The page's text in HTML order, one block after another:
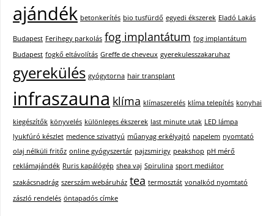
ajándék betonkerítés bio tusfürdő egyedi ékszerek Eladó Lakás
Budapest Ferihegy parkolás fog implantátum fog implantátum
Budapest fogkő eltávolítás Greffe de cheveux gyerekulesszakaruhaz
gyerekülés gyógytorna hair transplant
infraszauna klíma klímaszerelés klíma telepítés konyhai
kiegészítők könyvelés különleges ékszerek last minute utak LED lámpa
lyukfúró készlet medence szivattyú műanyag erkélyajtó napelem nyomtató
olaj nélküli fritőz online gyógyszertár pajzsmirigy peakshop pH mérő
reklámajándék Ruris kapálógép shea vaj Spirulina sport mediátor
szakácsnadrág szerszám webáruház tea termosztát vonalkód nyomtató
zászló rendelés öntapadós címke